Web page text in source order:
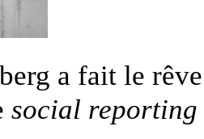
a fait le
social reporting